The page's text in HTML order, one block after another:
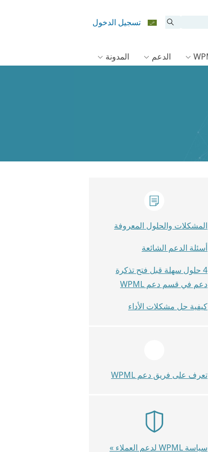
تسجيل الدخول
الدعم المدونة
المشكلات والحلول المعروفة
أسئلة الدعم الشائعة
4 حلول سهلة قبل فتح تذكرة
دعم في قسم دعم WPML
كيفية حل مشكلات الأداء
تعرف على فريق دعم WPML
سياسة WPML لدعم العملاء »